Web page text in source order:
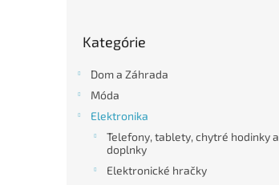
kategórie
Kategórie
Dom a Záhrada
Móda
Elektronika
Telefony, tablety, chytré hodinky a
doplnky
Elektronické hračky